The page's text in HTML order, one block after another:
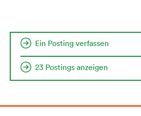
Ein Posting verfassen
23 Postings anzeigen